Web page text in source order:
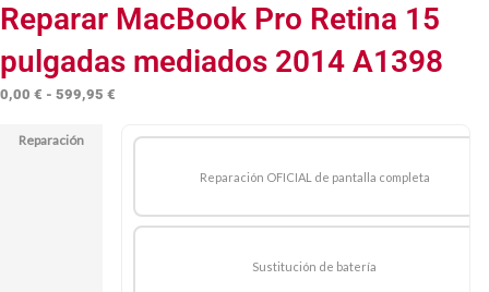
Reparar MacBook Pro Retina 15
pulgadas mediados 2014 A1398
0,00 € - 599,95 €
precios:
hasta
Reparación
Reparación OFICIAL de pantalla completa
Sustitución de batería